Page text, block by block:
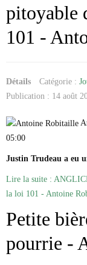
pitoyable
101 -
Détails Catégorie :
Publication : 14 août
05:00
Justin Trudeau a eu
Lire la suite :
la loi 101 - Antoine
Petite
pourrie -